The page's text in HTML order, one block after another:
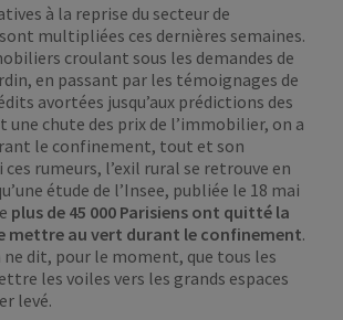
à la reprise du secteur de
multipliées ces dernières semaines.
croulant sous les demandes de
en passant par les témoignages de
avortées jusqu’aux prédictions des
une chute des prix de l’immobilier, on a
le confinement, tout et son
rumeurs, l’exil rural se retrouve en
étude de l’Insee, publiée le 18 mai
plus de 45 000 Parisiens ont quitté la
mettre au vert durant le confinement.
ne dit, pour le moment, que tous les
les voiles vers les grands espaces
levé.